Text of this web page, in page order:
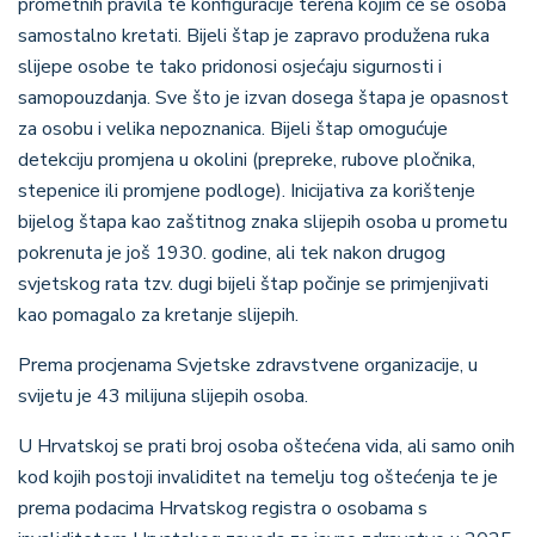
samostalno kretati. Bijeli štap je zapravo produžena ruka
slijepe osobe te tako pridonosi osjećaju sigurnosti i
samopouzdanja. Sve što je izvan dosega štapa je opasnost
za osobu i velika nepoznanica. Bijeli štap omogućuje
detekciju promjena u okolini (prepreke, rubove pločnika,
stepenice ili promjene podloge). Inicijativa za korištenje
bijelog štapa kao zaštitnog znaka slijepih osoba u prometu
pokrenuta je još 1930. godine, ali tek nakon drugog
svjetskog rata tzv. dugi bijeli štap počinje se primjenjivati
kao pomagalo za kretanje slijepih.
Prema procjenama Svjetske zdravstvene organizacije, u
svijetu je 43 milijuna slijepih osoba.
U Hrvatskoj se prati broj osoba oštećena vida, ali samo onih
kod kojih postoji invaliditet na temelju tog oštećenja te je
prema podacima Hrvatskog registra o osobama s